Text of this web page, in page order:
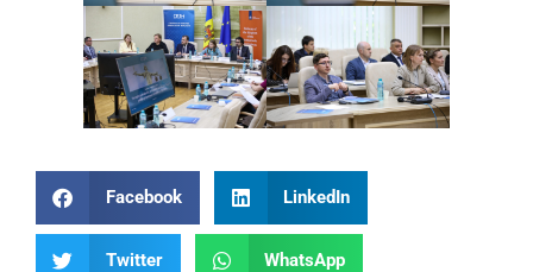
Facebook LinkedIn
Twitter WhatsApp